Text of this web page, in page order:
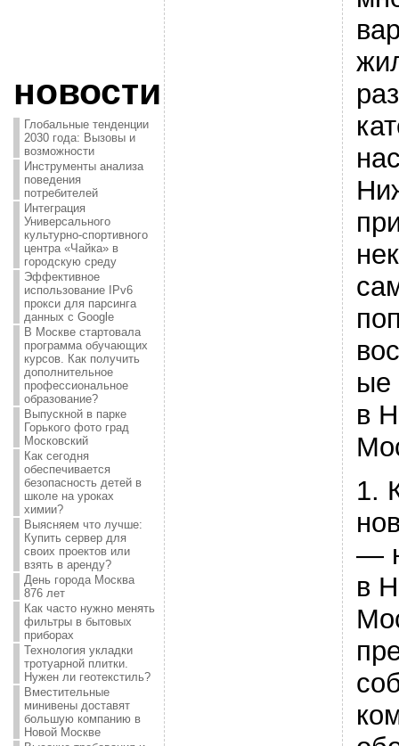
новости
Глобальные тенденции
2030 года: Вызовы и
возможности
Инструменты анализа
поведения
потребителей
Интеграция
Универсального
культурно-спортивного
центра «Чайка» в
городскую среду
Эффективное
использование IPv6
прокси для парсинга
данных с Google
В Москве стартовала
программа обучающих
курсов. Как получить
дополнительное
профессиональное
образование?
Выпускной в парке
Горького фото град
Московский
Как сегодня
обеспечивается
безопасность детей в
школе на уроках
химии?
Выясняем что лучше:
Купить сервер для
своих проектов или
взять в аренду?
День города Москва
876 лет
Как часто нужно менять
фильтры в бытовых
приборах
Технология укладки
тротуарной плитки.
Нужен ли геотекстиль?
Вместительные
минивены доставят
большую компанию в
Новой Москве
ые
в
1.
—
в